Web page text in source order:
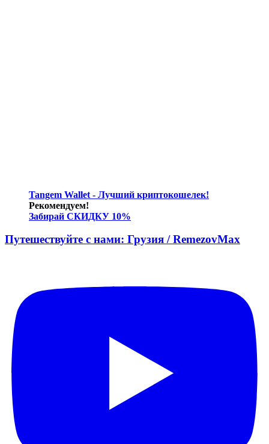
Tangem Wallet - Лучший криптокошелек!
Рекомендуем!
Забирай СКИДКУ 10%
Путешествуйте с нами: Грузия / RemezovMax